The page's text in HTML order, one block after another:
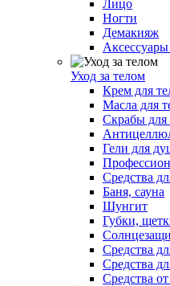
Лицо
Ногти
Демакияж
Уход за телом
Крем для
Масла для
Скрабы для
Гели для
Средства
Баня, сауна
Шунгит
Губки,
Средства
Средства
Средства